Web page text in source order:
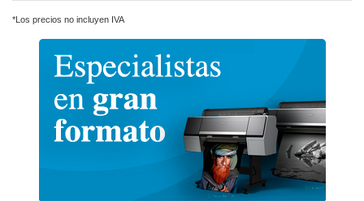
*Los precios no incluyen IVA